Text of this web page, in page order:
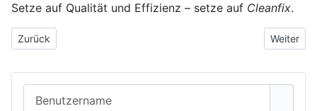
Setze auf Qualität und Effizienz – setze auf Cleanfix.
Vorheriger Beitrag: Platinen Reparatur für Gaming-Konsolen –
Zurück Nächster
Weiter